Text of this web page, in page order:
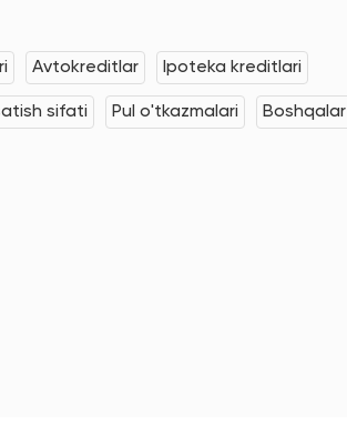
Avtokreditlar Ipoteka kreditlari
sifati Pul o'tkazmalari Boshqalar